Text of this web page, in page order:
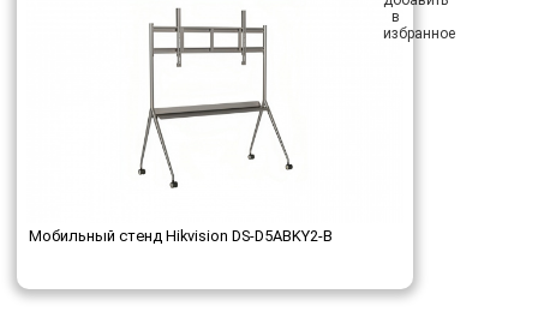
Мобильный стенд Hikvision DS-D5ABKY2-B